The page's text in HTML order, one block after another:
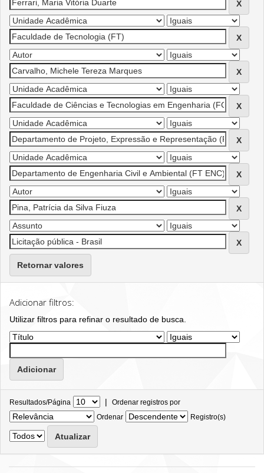
Retornar valores
Adicionar filtros:
Utilizar filtros para refinar o resultado de busca.
Resultados/Página | Ordenar registros por
Ordenar
Registro(s)